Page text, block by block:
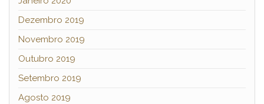
Dezembro 2019
Novembro 2019
Outubro 2019
Setembro 2019
Agosto 2019